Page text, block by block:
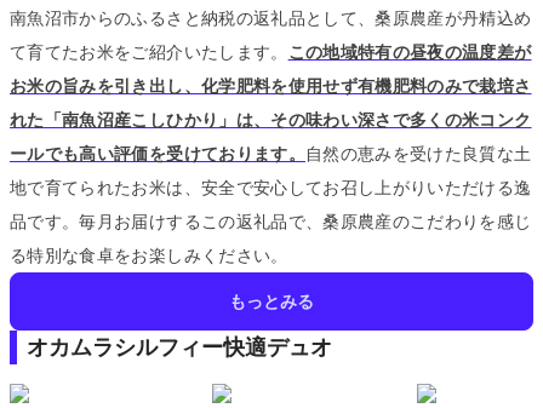
南魚沼市からのふるさと納税の返礼品として、桑原農産が丹精込め
て育てたお米をご紹介いたします。 この地域特有の昼夜の温度差が
お米の旨みを引き出し、化学肥料を使用せず有機肥料のみで栽培さ
れた「南魚沼産こしひかり」は、その味わい深さで多くの米コンク
ールでも高い評価を受けております。
自然の恵みを受けた良質な土
地で育てられたお米は、安全で安心してお召し上がりいただける逸
品です。毎月お届けするこの返礼品で、桑原農産のこだわりを感じ
る特別な食卓をお楽しみください。
もっとみる
オカムラシルフィー快適デュオ